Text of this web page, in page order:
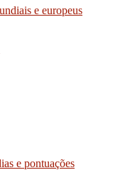
e europeus
e pontuações